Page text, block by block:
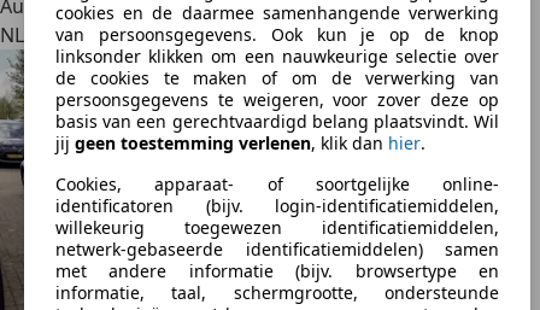
cookies en de daarmee samenhangende verwerking
van persoonsgegevens. Ook kun je op de knop
linksonder klikken om een nauwkeurige selectie over
de cookies te maken of om de verwerking van
persoonsgegevens te weigeren, voor zover deze op
basis van een gerechtvaardigd belang plaatsvindt. Wil
jij geen toestemming verlenen, klik dan hier.
Cookies, apparaat- of soortgelijke online-
identificatoren (bijv. login-identificatiemiddelen,
willekeurig toegewezen identificatiemiddelen,
netwerk-gebaseerde identificatiemiddelen) samen
met andere informatie (bijv. browsertype en
informatie, taal, schermgrootte, ondersteunde
Autobedrijf
NL 2153 PJ